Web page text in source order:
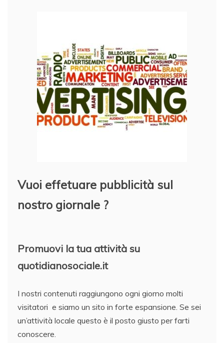
Vuoi effetuare pubblicità sul
nostro giornale ?
Promuovi la tua attività su
quotidianosociale.it
I nostri contenuti raggiungono ogni giorno molti
visitatori e siamo un sito in forte espansione. Se sei
un’attività locale questo è il posto giusto per farti
conoscere.